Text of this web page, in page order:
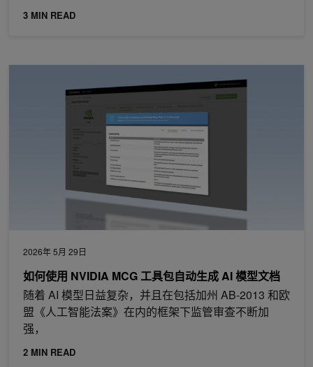
3 MIN READ
2026年 5月 29日
如何使用 NVIDIA MCG 工具包自动生成 AI 模型文档
随着 AI 模型日益复杂，并且在包括加州 AB-2013 和欧
盟《人工智能法案》在内的框架下监管审查不断加
强，
2 MIN READ
如何使用 NVIDIA MCG 工具包自动生成 AI 模型文档